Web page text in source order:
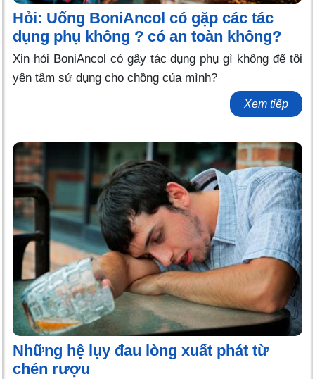
Hỏi: Uống BoniAncol có gặp các tác
dụng phụ không ? có an toàn không?
Xin hỏi BoniAncol có gây tác dụng phụ gì không để tôi
yên tâm sử dụng cho chồng của mình?
Xem tiếp
Những hệ lụy đau lòng xuất phát từ
chén rượu